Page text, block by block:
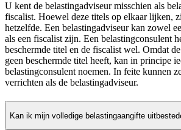
U kent de belastingadviseur misschien als
fiscalist. Hoewel deze titels op elkaar lijken,
hetzelfde. Een belastingadviseur kan zowel
als een fiscalist zijn. Een belastingconsulent
beschermde titel en de fiscalist wel. Omdat
geen beschermde titel heeft, kan in principe
belastingconsulent noemen. In feite kunnen
verrichten als de belastingadviseur.
Kan ik mijn volledige belastingaangifte